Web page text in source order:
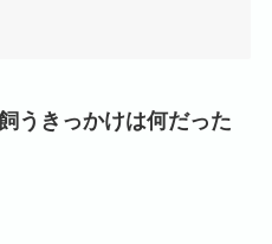
うきっかけは何だった